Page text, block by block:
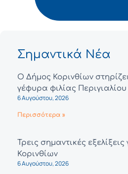
Σημαντικά Νέα
Ο Δήμος Κορινθίων
γέφυρα φιλίας
6 Αυγούστου, 2026
Περισσότερα »
Τρεις σημαντικές
Κορινθίων
6 Αυγούστου, 2026